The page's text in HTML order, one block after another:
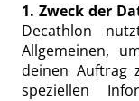
1. Zweck der
Decathlon
Allgemeinen,
deinen Auftrag
speziellen